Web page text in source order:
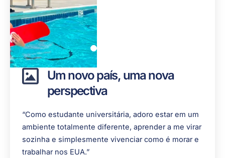
Um novo país, uma nova
perspectiva
“Como estudante universitária, adoro estar em um
ambiente totalmente diferente, aprender a me virar
sozinha e simplesmente vivenciar como é morar e
trabalhar nos EUA.”